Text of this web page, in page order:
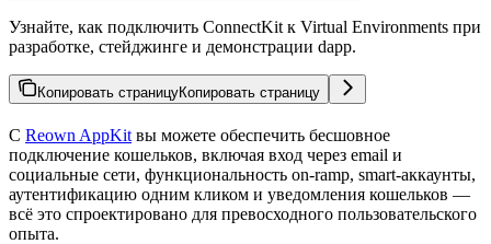
Узнайте, как подключить ConnectKit к Virtual Environments при
разработке, стейджинге и демонстрации dapp.
Копировать страницуКопировать страницу
С Reown AppKit вы можете обеспечить бесшовное
подключение кошельков, включая вход через email и
социальные сети, функциональность on-ramp, smart-аккаунты,
аутентификацию одним кликом и уведомления кошельков —
всё это спроектировано для превосходного пользовательского
опыта.